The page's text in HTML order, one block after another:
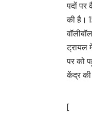
पदों पर
की है।
ट्रायल
पर को
केंद्र की
[